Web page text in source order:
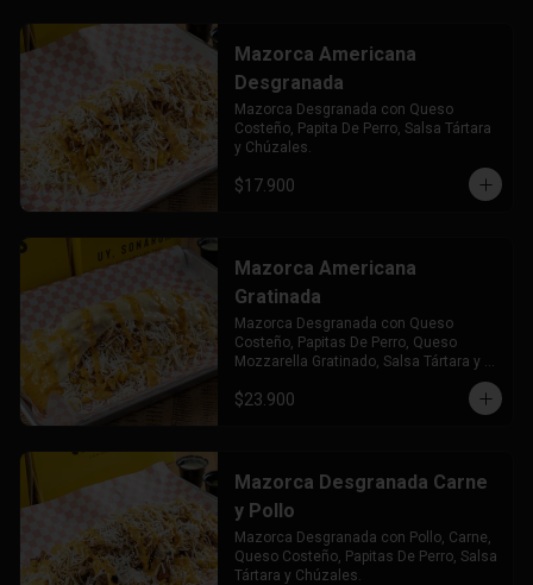
Mazorca Americana
Desgranada
Mazorca Desgranada con Queso
Costeño, Papita De Perro, Salsa Tártara
y Chúzales.
$17.900
Mazorca Americana
Gratinada
Mazorca Desgranada con Queso
Costeño, Papitas De Perro, Queso
Mozzarella Gratinado, Salsa Tártara y
$23.900
Mazorca Desgranada Carne
y Pollo
Mazorca Desgranada con Pollo, Carne,
Queso Costeño, Papitas De Perro, Salsa
Tártara y Chúzales.